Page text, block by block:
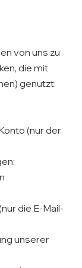
von uns zu
die mit
genutzt:
(nur der
die E-Mail-
unserer